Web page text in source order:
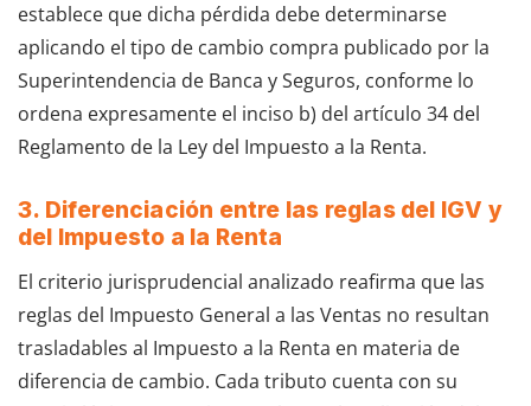
establece que dicha pérdida debe determinarse
aplicando el tipo de cambio compra publicado por la
Superintendencia de Banca y Seguros, conforme lo
ordena expresamente el inciso b) del artículo 34 del
Reglamento de la Ley del Impuesto a la Renta.
3. Diferenciación entre las reglas del IGV y
del Impuesto a la Renta
El criterio jurisprudencial analizado reafirma que las
reglas del Impuesto General a las Ventas no resultan
trasladables al Impuesto a la Renta en materia de
diferencia de cambio. Cada tributo cuenta con su